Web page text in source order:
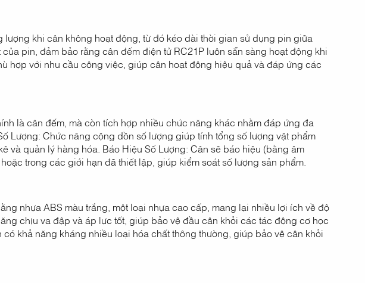
khi cân không hoạt động, từ đó kéo dài thời gian sử dụng pin giữa
pin, đảm bảo rằng cân đếm điện tử RC21P luôn sẵn sàng hoạt động khi
hợp với nhu cầu công việc, giúp cân hoạt động hiệu quả và đáp ứng các
là cân đếm, mà còn tích hợp nhiều chức năng khác nhằm đáp ứng đa
Lượng: Chức năng cộng dồn số lượng giúp tính tổng số lượng vật phẩm
và quản lý hàng hóa. Báo Hiệu Số Lượng: Cân sẽ báo hiệu (bằng âm
trong các giới hạn đã thiết lập, giúp kiểm soát số lượng sản phẩm.
nhựa ABS màu trắng, một loại nhựa cao cấp, mang lại nhiều lợi ích về độ
chịu va đập và áp lực tốt, giúp bảo vệ đầu cân khỏi các tác động cơ học
khả năng kháng nhiều loại hóa chất thông thường, giúp bảo vệ cân khỏi